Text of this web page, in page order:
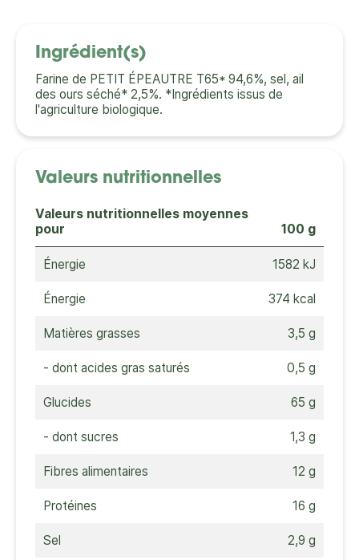
Ingrédient(s)
Farine de PETIT ÉPEAUTRE T65* 94,6%, sel, ail
des ours séché* 2,5%. *Ingrédients issus de
l'agriculture biologique.
Valeurs nutritionnelles
Valeurs nutritionnelles moyennes
pour
100 g
Énergie 1582 kJ
Énergie 374 kcal
Matières grasses 3,5 g
- dont acides gras saturés 0,5 g
Glucides 65 g
- dont sucres 1,3 g
Fibres alimentaires 12 g
Protéines 16 g
Sel 2,9 g